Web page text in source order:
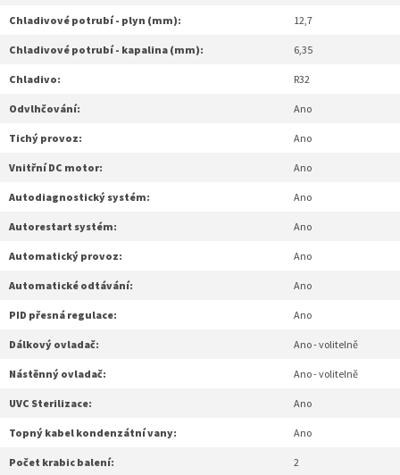
Chladivové potrubí - plyn (mm): 12,7
Chladivové potrubí - kapalina (mm): 6,35
Chladivo: R32
Odvlhčování: Ano
Tichý provoz: Ano
Vnitřní DC motor: Ano
Autodiagnostický systém: Ano
Autorestart systém: Ano
Automatický provoz: Ano
Automatické odtávání: Ano
PID přesná regulace: Ano
Dálkový ovladač: Ano - volitelně
Nástěnný ovladač: Ano - volitelně
UVC Sterilizace: Ano
Topný kabel kondenzátní vany: Ano
Počet krabic balení: 2